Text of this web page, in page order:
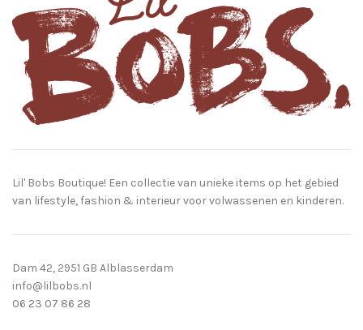
Lil' Bobs Boutique! Een collectie van unieke items op het gebied
van lifestyle, fashion & interieur voor volwassenen en kinderen.
Dam 42, 2951 GB Alblasserdam
info@lilbobs.nl
06 23 07 86 28